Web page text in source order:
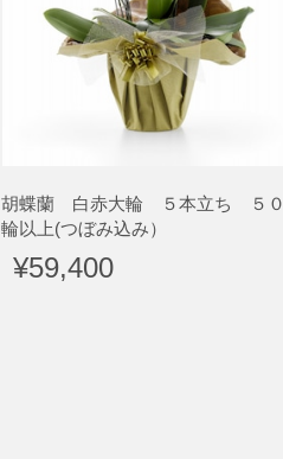
胡蝶蘭 白赤大輪 ５本立ち ５０
輪以上(つぼみ込み）
¥59,400